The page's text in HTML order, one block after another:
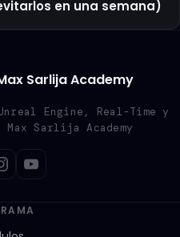
en una semana)
Sarlija Academy
Engine, Real-Time y
Sarlija Academy